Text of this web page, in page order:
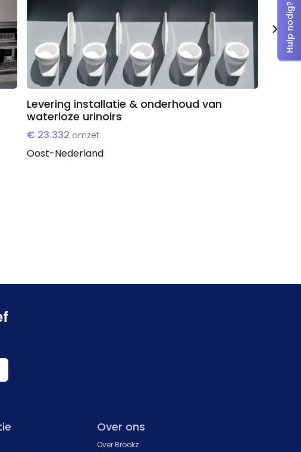
Levering installatie & onderhoud van
waterloze urinoirs
€ 23.332 omzet
Oost-Nederland
Over ons
Over Brookz
Hulp nodig?